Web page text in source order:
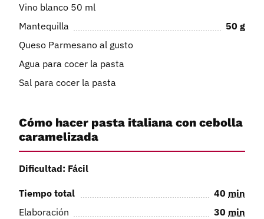
Vino blanco 50 ml
Mantequilla
50 g
Queso Parmesano al gusto
Agua para cocer la pasta
Sal para cocer la pasta
Cómo hacer pasta italiana con cebolla
caramelizada
Dificultad: Fácil
Tiempo total 40 min
Elaboración
30 min